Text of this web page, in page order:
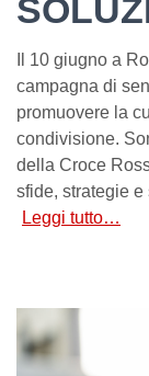
Il 10 giugno a
campagna di
promuovere la
condivisione.
della Croce
sfide, strategie e
Leggi tutto…